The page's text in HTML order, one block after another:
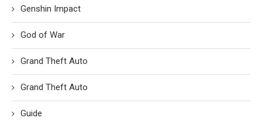
Genshin Impact
God of War
Grand Theft Auto
Grand Theft Auto
Guide